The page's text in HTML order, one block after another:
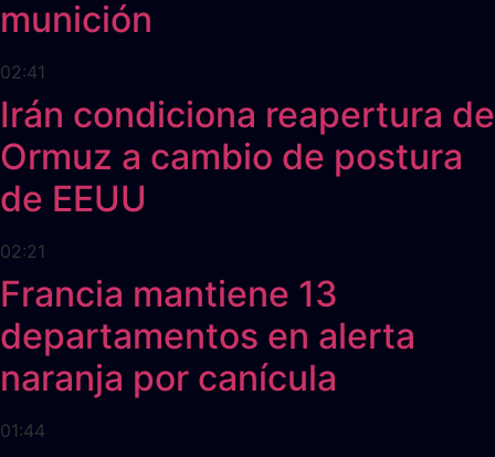
munición
02:41
Irán condiciona reapertura de
Ormuz a cambio de postura
de EEUU
02:21
Francia mantiene 13
departamentos en alerta
naranja por canícula
01:44